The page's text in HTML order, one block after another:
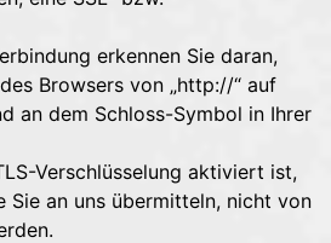
erkennen Sie daran,
Browsers von „http://“ auf
an dem Schloss-Symbol in Ihrer
Verschlüsselung aktiviert ist,
Sie an uns übermitteln, nicht von